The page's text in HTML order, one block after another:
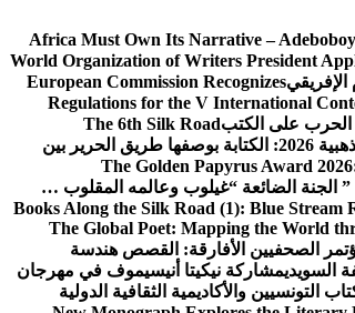
Africa Must Own Its Narrative –
World Organization of Writers President
European Commission Recognizes
Regulations for the V International
الحرب على الكتبThe 6th Silk Road
جائزة البردية الذهبية 2026: الكتابة بوصفها طريق الحرير بين
The Golden Papyrus Award
الجنة الضائعة “غيلوب وعالمه المقلوب …
Books Along the Silk Road (1): Blue
The Global Poet: Mapping the World
الصحفيين الأفارقة: القصص هندسة
السويديمشاركة نيكيتا أنيسيموف في مهرجان
التونسيين والأكاديمية الثقافية الدولية